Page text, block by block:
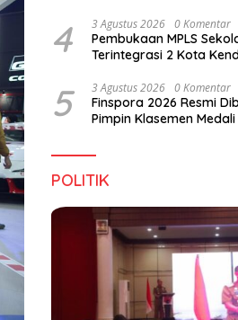
4 3 Agustus 2026 0 Komentar
Pembukaan MPLS
Terintegrasi 2 Kota
5 3 Agustus 2026 0 Komentar
Finspora 2026 Resmi
Pimpin Klasemen Medali
POLITIK